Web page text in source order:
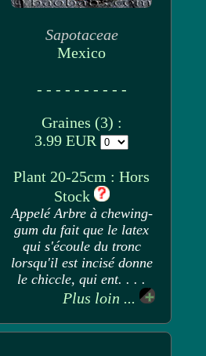
Sapotaceae
Mexico
- - - - - - - - - -
Graines (3) :
3.99 EUR
Plant 20-25cm : Hors
Stock
Appelé Arbre à chewing-
gum du fait que le latex
qui s'écoule du tronc
lorsqu'il est incisé donne
le chiccle, qui ent. . . .
Plus loin ...